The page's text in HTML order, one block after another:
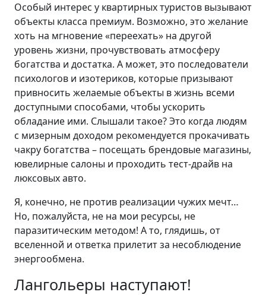
Особый интерес у квартирных туристов вызывают
объекты класса премиум. Возможно, это желание
хоть на мгновение «переехать» на другой
уровень жизни, прочувствовать атмосферу
богатства и достатка. А может, это последователи
психологов и изотериков, которые призывают
привносить желаемые объекты в жизнь всеми
доступными способами, чтобы ускорить
обладание ими. Слышали такое? Это когда людям
с мизерным доходом рекомендуется прокачивать
чакру богатства – посещать брендовые магазины,
ювелирные салоны и проходить тест-драйв на
люксовых авто.
Я, конечно, не против реализации чужих мечт…
Но, пожалуйста, не на мои ресурсы, не
паразитическим методом! А то, глядишь, от
вселенной и ответка прилетит за несоблюдение
энергообмена.
Лангольеры наступают!